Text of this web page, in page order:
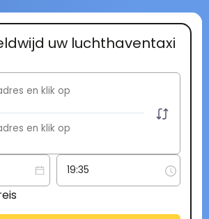
uw luchthaventaxi